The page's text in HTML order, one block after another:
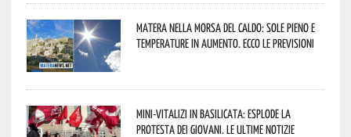
Matera nella morsa del caldo: sole pieno e
temperature in aumento. Ecco le previsioni
Mini-vitalizi in Basilicata: esplode la
protesta dei giovani. Le ultime notizie